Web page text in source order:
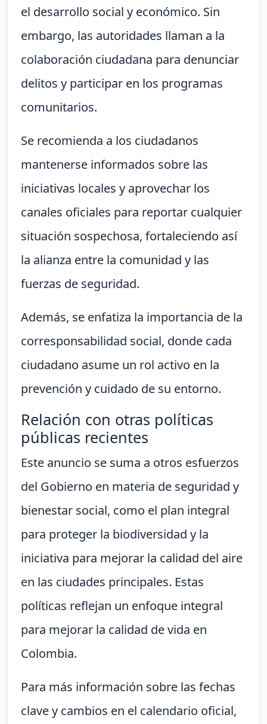
el desarrollo social y económico. Sin
embargo, las autoridades llaman a la
colaboración ciudadana para denunciar
delitos y participar en los programas
comunitarios.
Se recomienda a los ciudadanos
mantenerse informados sobre las
iniciativas locales y aprovechar los
canales oficiales para reportar cualquier
situación sospechosa, fortaleciendo así
la alianza entre la comunidad y las
fuerzas de seguridad.
Además, se enfatiza la importancia de la
corresponsabilidad social, donde cada
ciudadano asume un rol activo en la
prevención y cuidado de su entorno.
Relación con otras políticas
públicas recientes
Este anuncio se suma a otros esfuerzos
del Gobierno en materia de seguridad y
bienestar social, como el plan integral
para proteger la biodiversidad y la
iniciativa para mejorar la calidad del aire
en las ciudades principales. Estas
políticas reflejan un enfoque integral
para mejorar la calidad de vida en
Colombia.
Para más información sobre las fechas
clave y cambios en el calendario oficial,